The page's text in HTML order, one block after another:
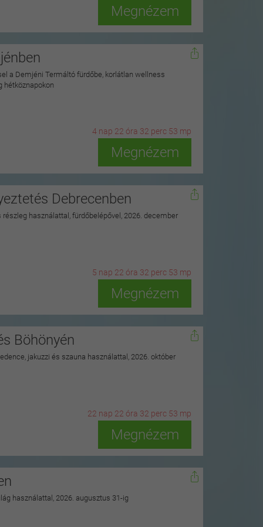
Megnézem
a Demjéni Termáltó fürdőbe, korlátlan wellness
hétköznapokon
4 nap 22 óra 32 perc 51 mp
Megnézem
Debrecenben
használattal, fürdőbelépővel, 2026. december
5 nap 22 óra 32 perc 51 mp
Megnézem
Böhönyén
jakuzzi és szauna használattal, 2026. október
22 nap 22 óra 32 perc 51 mp
Megnézem
használattal, 2026. augusztus 31-ig